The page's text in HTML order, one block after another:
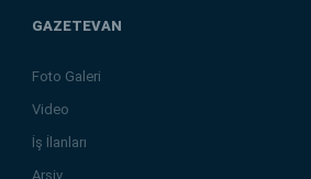
GAZETEVAN
Foto Galeri
Video
İş İlanları
Arşiv